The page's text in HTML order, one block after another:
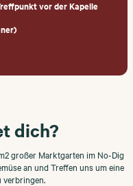
vor der Kapelle
dich?
großer Marktgarten im No-Dig
an und Treffen uns um eine
verbringen.